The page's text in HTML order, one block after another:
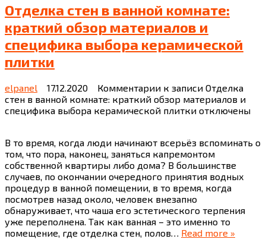
Отделка стен в ванной комнате:
краткий обзор материалов и
специфика выбора керамической
плитки
elpanel 17.12.2020 Комментарии к записи Отделка
стен в ванной комнате: краткий обзор материалов и
специфика выбора керамической плитки отключены
В то время, когда люди начинают всерьёз вспоминать о
том, что пора, наконец, заняться капремонтом
собственной квартиры либо дома? В большинстве
случаев, по окончании очередного принятия водных
процедур в ванной помещении, в то время, когда
посмотрев назад около, человек внезапно
обнаруживает, что чаша его эстетического терпения
уже переполнена. Так как ванная – это именно то
помещение, где отделка стен, полов… Read more »